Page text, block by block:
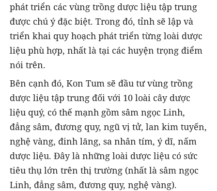
phát triển các vùng trồng dược liệu tập trung
được chú ý đặc biệt. Trong đó, tỉnh sẽ lập và
triển khai quy hoạch phát triển từng loài dược
liệu phù hợp, nhất là tại các huyện trọng điểm
nói trên.
Bên cạnh đó, Kon Tum sẽ đầu tư vùng trồng
dược liệu tập trung đối với 10 loài cây dược
liệu quý, có thế mạnh gồm sâm ngọc Linh,
đẳng sâm, đương quy, ngũ vị tử, lan kim tuyến,
nghệ vàng, đinh lăng, sa nhân tím, ý dĩ, nấm
dược liệu. Đây là những loài dược liệu có sức
tiêu thụ lớn trên thị trường (nhất là sâm ngọc
Linh, đẳng sâm, đương quy, nghệ vàng).